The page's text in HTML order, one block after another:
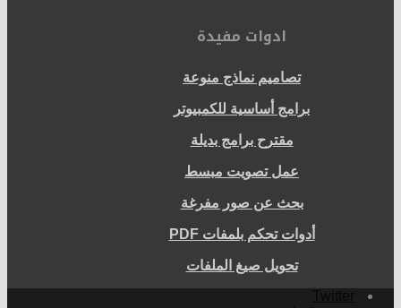
ادوات مفيدة
تصاميم نماذج منوعة
برامج أساسية للكمبيوتر
مقترح برامج بديلة
عمل تصويت مبسط
بحث عن صور مفرغة
أدوات تحكم بلمفات PDF
تحويل صيغ الملفات